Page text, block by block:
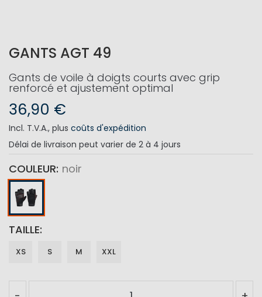
GANTS AGT 49
Gants de voile à doigts courts avec grip
renforcé et ajustement optimal
36,90 €
Incl. T.V.A., plus coûts d'expédition
Délai de livraison peut varier de 2 à 4 jours
COULEUR noir
TAILLE
XS S M XXL